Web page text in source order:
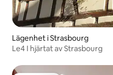
Lägenhet i Strasbourg
Le4 I hjärtat av Strasbourg